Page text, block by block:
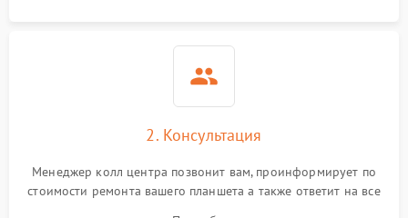
Питание и аккумулятор
2. Консультация
Менеджер колл центра позвонит вам, проинформирует по
стоимости ремонта вашего планшета а также ответит на все